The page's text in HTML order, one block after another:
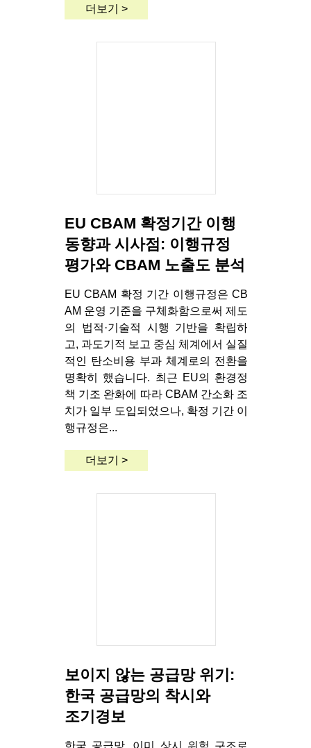
더보기 >
EU CBAM 확정기간 이행
동향과 시사점: 이행규정
평가와 CBAM 노출도 분석
EU CBAM 확정 기간 이행규정은 CB
AM 운영 기준을 구체화함으로써 제도
의 법적·기술적 시행 기반을 확립하
고, 과도기적 보고 중심 체계에서 실질
적인 탄소비용 부과 체계로의 전환을
명확히 했습니다. 최근 EU의 환경정
책 기조 완화에 따라 CBAM 간소화 조
치가 일부 도입되었으나, 확정 기간 이
행규정은...
더보기 >
보이지 않는 공급망 위기:
한국 공급망의 착시와
조기경보
한국 공급망, 이미 상시 위험 구조로